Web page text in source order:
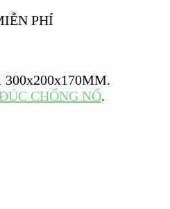
PHÍ
300x200x170MM.
CHỐNG NỔ.